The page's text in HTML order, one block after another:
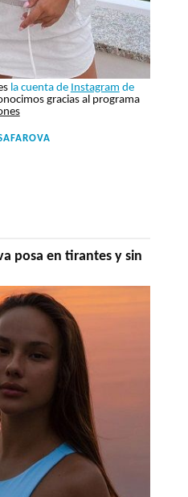
la cuenta de Instagram de
gracias al programa
posa en tirantes y sin